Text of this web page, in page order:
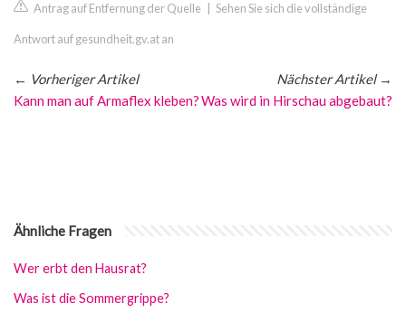
Antrag auf Entfernung der Quelle Sehen Sie sich die vollständige
Antwort auf gesundheit.gv.at an
← Vorheriger Artikel
Kann man auf Armaflex kleben?
Nächster Artikel→
Was wird in Hirschau abgebaut?
Ähnliche Fragen
Wer erbt den Hausrat?
Was ist die Sommergrippe?